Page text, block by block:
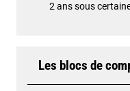
2 ans sous
Les blocs de